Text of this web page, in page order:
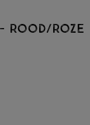
- rood/roze